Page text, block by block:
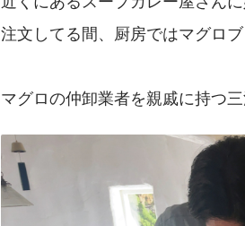
注文してる間、厨房ではマグロ
マグロの仲卸業者を親戚に持つ